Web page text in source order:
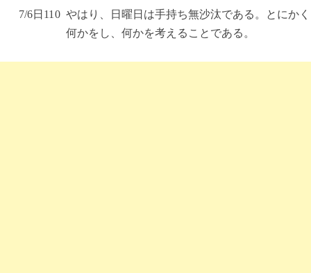
7/6日 11 0 やはり、日曜日は手持ち無沙汰である。とにかく
何かをし、何かを考えることである。